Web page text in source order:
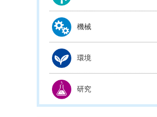
機械
環境
研究